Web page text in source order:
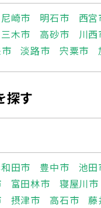
尼崎市 明石市 西宮
三木市 高砂市 川西
淡路市 宍粟市
探す
田市 豊中市 池田
富田林市 寝屋川市
摂津市 高石市 藤